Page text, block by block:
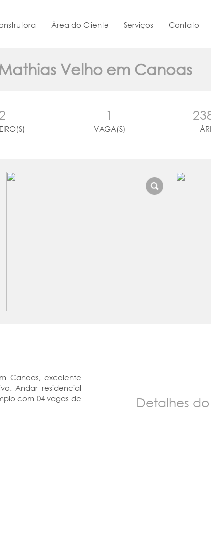
Área do Cliente Serviços Contato
Velho em Canoas
2 1
VAGA(S)
Canoas, excelente
Andar residencial
com 04 vagas de
Detalhes